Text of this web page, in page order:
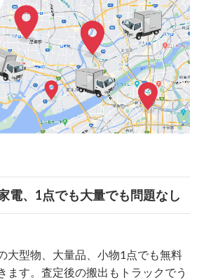
電、1点でも大量でも問題なし
大型物、大量品、小物1点でも無料
ます。査定後の搬出もトラックでう